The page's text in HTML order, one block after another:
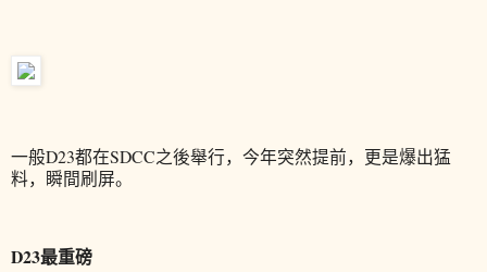
一般D23都在SDCC之後舉行，今年突然提前，更是爆出猛
料，瞬間刷屏。
D23最重磅